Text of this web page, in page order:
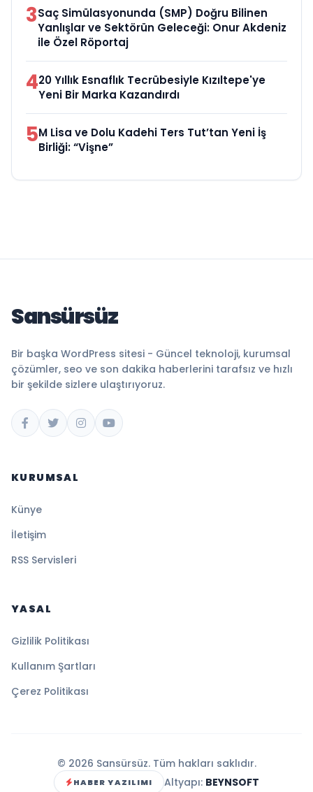
3Saç Simülasyonunda (SMP) Doğru Bilinen
Yanlışlar ve Sektörün Geleceği: Onur Akdeniz
ile Özel Röportaj
420 Yıllık Esnaflık Tecrübesiyle Kızıltepe'ye
Yeni Bir Marka Kazandırdı
5M Lisa ve Dolu Kadehi Ters Tut’tan Yeni İş
Birliği: “Vişne”
Sansürsüz
Bir başka WordPress sitesi - Güncel teknoloji, kurumsal
çözümler, seo ve son dakika haberlerini tarafsız ve hızlı
bir şekilde sizlere ulaştırıyoruz.
KURUMSAL
Künye
İletişim
RSS Servisleri
YASAL
Gizlilik Politikası
Kullanım Şartları
Çerez Politikası
© 2026 Sansürsüz. Tüm hakları saklıdır.
HABER YAZILIMI Altyapı: BEYNSOFT